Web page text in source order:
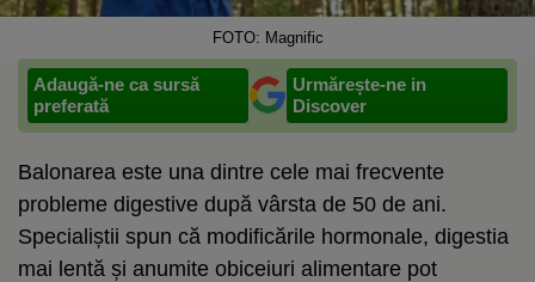
FOTO: Magnific
Adaugă-ne ca sursă
preferată
Urmărește-ne in
Discover
Balonarea este una dintre cele mai frecvente
probleme digestive după vârsta de 50 de ani.
Specialiștii spun că modificările hormonale, digestia
mai lentă și anumite obiceiuri alimentare pot